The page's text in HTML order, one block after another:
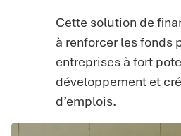
Cette solution de
à renforcer les fonds
entreprises à fort
développement et
d’emplois.